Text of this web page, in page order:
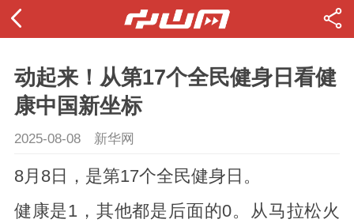
动起来！从第17个全民健身日看健
康中国新坐标
2025-08-08 新华网
8月8日，是第17个全民健身日。
健康是1，其他都是后面的0。从马拉松火